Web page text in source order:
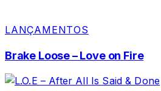
LANÇAMENTOS
Brake Loose – Love on Fire